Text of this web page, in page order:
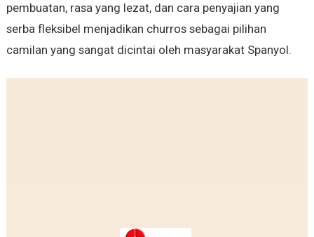
pembuatan, rasa yang lezat, dan cara penyajian yang
serba fleksibel menjadikan churros sebagai pilihan
camilan yang sangat dicintai oleh masyarakat Spanyol.